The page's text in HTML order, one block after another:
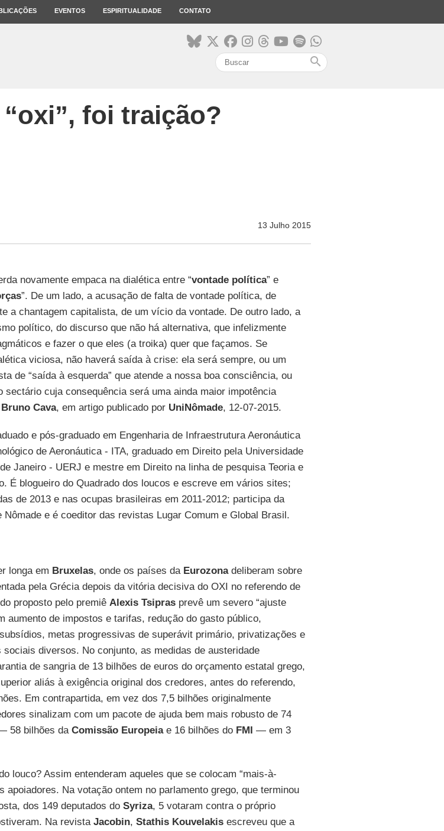
EVENTOS ESPIRITUALIDADE CONTATO
search
foi traição?
13 Julho 2015
novamente empaca na dialética entre “vontade política” e
”. De um lado, a acusação de falta de vontade política, de
a chantagem capitalista, de um vício da vontade. De outro lado, a
político, do discurso que não há alternativa, que infelizmente
e fazer o que eles (a troika) quer que façamos. Se
viciosa, não haverá saída à crise: ela será sempre, ou um
de “saída à esquerda” que atende a nossa boa consciência, ou
sectário cuja consequência será uma ainda maior impotência
Bruno Cava, em artigo publicado por UniNômade, 12-07-2015.
e pós-graduado em Engenharia de Infraestrutura Aeronáutica
de Aeronáutica - ITA, graduado em Direito pela Universidade
Janeiro - UERJ e mestre em Direito na linha de pesquisa Teoria e
É blogueiro do Quadrado dos loucos e escreve em vários sites;
de 2013 e nas ocupas brasileiras em 2011-2012; participa da
Nômade e é coeditor das revistas Lugar Comum e Global Brasil.
longa em Bruxelas, onde os países da Eurozonadeliberam sobre
pela Grécia depois da vitória decisiva do OXI no referendo de
proposto pelo premiê Alexis Tsiprasprevê um severo “ajuste
aumento de impostos e tarifas, redução do gasto público,
metas progressivas de superávit primário, privatizações e
diversos. No conjunto, as medidas de austeridade
de sangria de 13 bilhões de euros do orçamento estatal grego,
aliás à exigência original dos credores, antes do referendo,
Em contrapartida, em vez dos 7,5 bilhões originalmente
sinalizam com um pacote de ajuda bem mais robusto de 74
58 bilhões da Comissão Europeiae 16 bilhões do FMI — em 3
louco? Assim entenderam aqueles que se colocam “mais-à-
apoiadores. Na votação ontem no parlamento grego, que terminou
dos 149 deputados do Syriza, 5 votaram contra o próprio
Na revista Jacobin, Stathis Kouvelakisescreveu que a